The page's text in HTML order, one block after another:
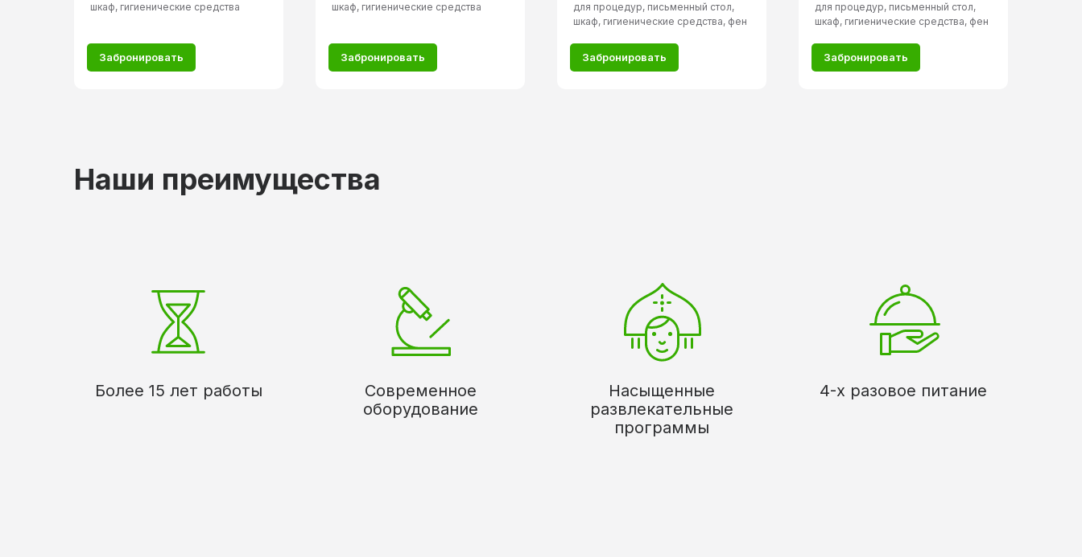
шкаф, гигиенические средства
Забронировать
шкаф, гигиенические средства
Забронировать
для процедур, письменный стол,
шкаф, гигиенические средства, фен
Забронировать
для процедур, письменный стол,
шкаф, гигиенические средства, фен
Забронировать
Наши преимущества
Более 15 лет работы
Современное
оборудование
Насыщенные
развлекательные
программы
4-х разовое питание